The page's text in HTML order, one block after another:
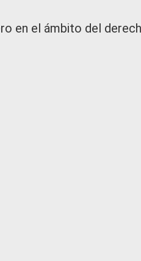
en el ámbito del